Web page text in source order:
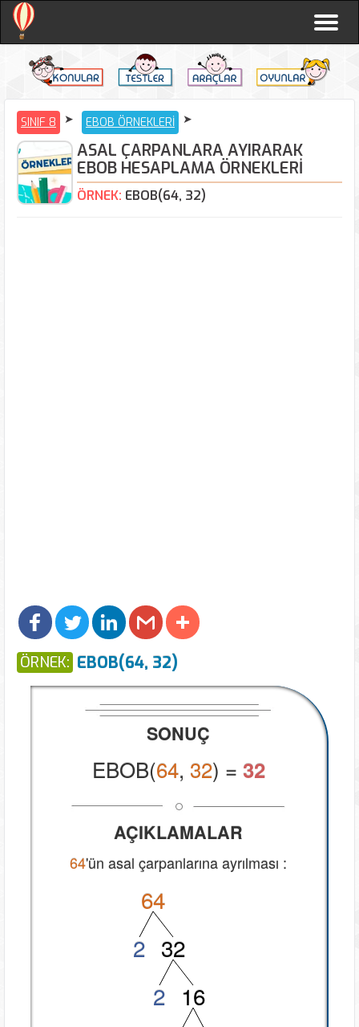
SINIF 8 EBOB ÖRNEKLERİ
ASAL ÇARPANLARA AYIRARAK
EBOB HESAPLAMA ÖRNEKLERİ
ÖRNEK: EBOB(64, 32)
ÖRNEK: EBOB(64, 32)
SONUÇ
EBOB(64, 32) = 32
AÇIKLAMALAR
64'ün asal çarpanlarına ayrılması :
2
2
4
6
2
3
6
1